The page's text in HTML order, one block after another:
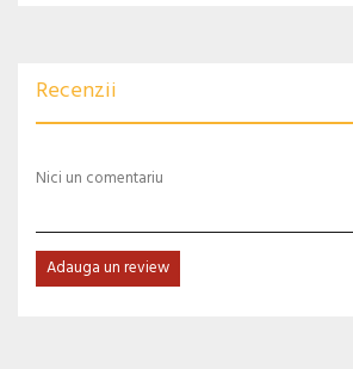
Recenzii
Nici un comentariu
Adauga un review